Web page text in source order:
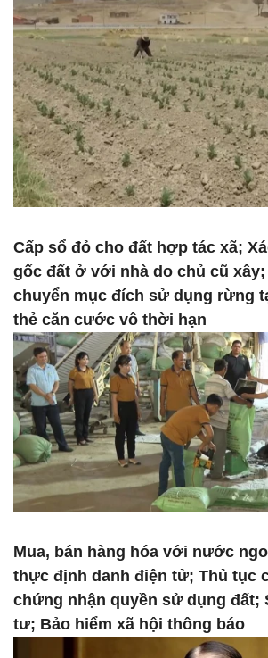
Cấp sổ đỏ cho đất hợp tác xã;
gốc đất ở với nhà do chủ cũ xây;
chuyển mục đích sử dụng rừng
thẻ căn cước vô thời hạn
Mua, bán hàng hóa với nước
thực định danh điện tử; Thủ tục
chứng nhận quyền sử dụng đất;
tư; Bảo hiểm xã hội thông báo